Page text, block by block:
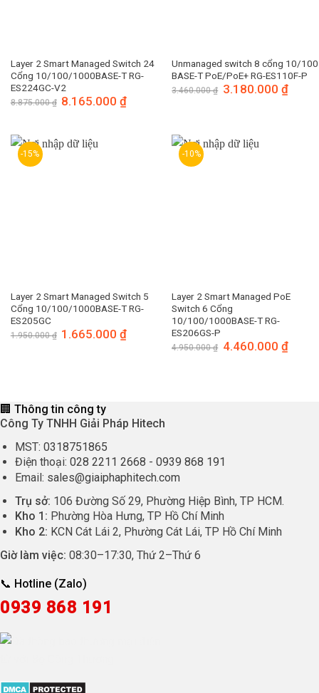
Layer 2 Smart Managed Switch 24
Cổng 10/100/1000BASE-T RG-
ES224GC-V2
8.875.000₫ Giá
gốc
8.165.000₫
8.165.000 ₫.
Unmanaged switch 8 cổng 10/100
BASE-T PoE/PoE+ RG-ES110F-P
3.460.000₫ Giá
gốc
3.180.000 ₫Giá
-15%
Layer 2 Smart Managed Switch 5
Cổng 10/100/1000BASE-T RG-
ES205GC
1.950.000₫ Giá
gốc
1.665.000₫
-10%
Layer 2 Smart Managed PoE
Switch 6 Cổng
10/100/1000BASE-T RG-
ES206GS-P
4.950.000₫ Giá
gốc
4.460.000 ₫Giá
🏢 Thông tin công ty
Công Ty TNHH Giải Pháp Hitech
MST: 0318751865
Điện thoại: 028 2211 2668 - 0939 868 191
Email: sales@giaiphaphitech.com
Trụ sở: 106 Đường Số 29, Phường Hiệp Bình, TP HCM.
Kho 1: Phường Hòa Hưng, TP Hồ Chí Minh
Kho 2: KCN Cát Lái 2, Phường Cát Lái, TP Hồ Chí Minh
Giờ làm việc: 08:30–17:30, Thứ 2–Thứ 6
📞 Hotline (Zalo)
0939 868 191